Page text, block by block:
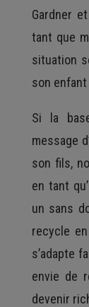
Gardner
tant que
situation
son enfant
Si la
message
son fils,
en tant
un sans
recycle
s’adapte
envie de
devenir